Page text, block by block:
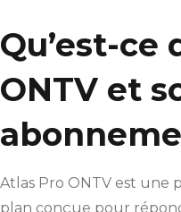
Qu’est-ce
ONTV et
Atlas Pro ONTV est une
plan conçue pour